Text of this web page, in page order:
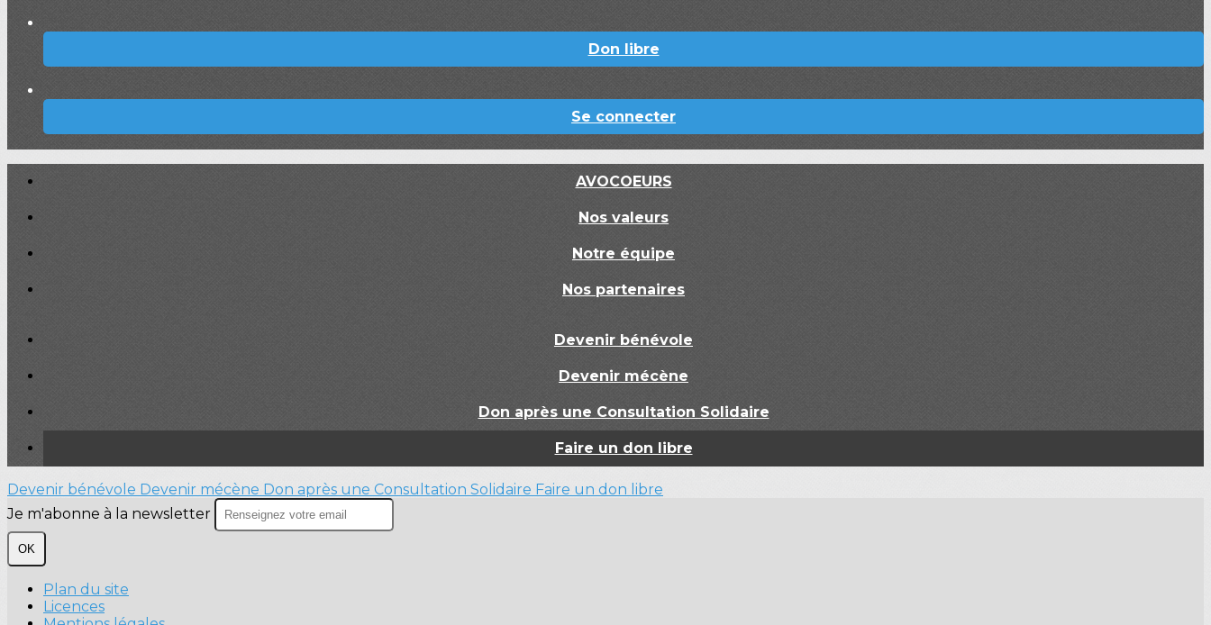
Don libre
Se connecter
AVOCOEURS
Nos valeurs
Notre équipe
Nos partenaires
Devenir bénévole
Devenir mécène
Don après une Consultation Solidaire
Faire un don libre
Devenir bénévole Devenir mécène Don après une Consultation Solidaire Faire un don libre
Je m'abonne à la newsletter
OK
Plan du site
Licences